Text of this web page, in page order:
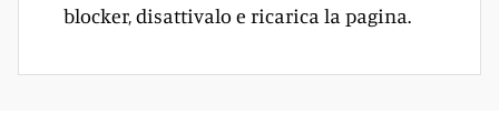
blocker, disattivalo e ricarica la pagina.